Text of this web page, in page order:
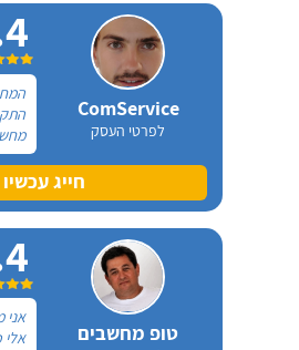
ComService
לפרטי העסק
חייג
טופ מחשבים
אני
אלי